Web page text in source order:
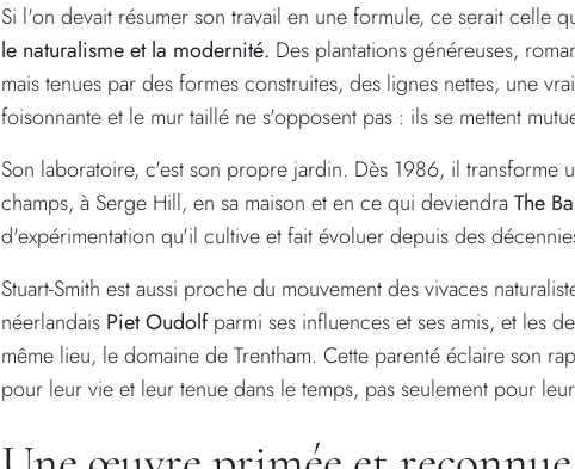
Si l'on devait résumer son travail en une formule, ce serait celle
le naturalisme et la modernité. Des plantations généreuses,
mais tenues par des formes construites, des lignes nettes, une
foisonnante et le mur taillé ne s'opposent pas : ils se mettent
Son laboratoire, c'est son propre jardin. Dès 1986, il transforme
champs, à Serge Hill, en sa maison et en ce qui deviendraThe
d'expérimentation qu'il cultive et fait évoluer depuis des
Stuart-Smith est aussi proche du mouvement des vivaces
néerlandais Piet Oudolfparmi ses influences et ses amis, et les
même lieu, le domaine de Trentham. Cette parenté éclaire son
pour leur vie et leur tenue dans le temps, pas seulement pour